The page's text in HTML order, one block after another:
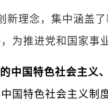
新理念，集中涵盖
为推进党和国家事
中国特色社会主义
国特色社会主义制